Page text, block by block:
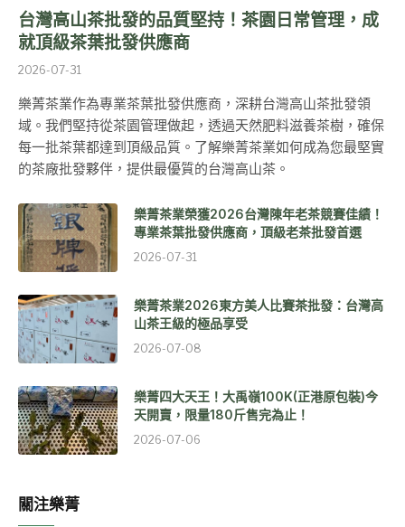
台灣高山茶批發的品質堅持！茶園日常管理，成
就頂級茶葉批發供應商
2026-07-31
樂菁茶業作為專業茶葉批發供應商，深耕台灣高山茶批發領
域。我們堅持從茶園管理做起，透過天然肥料滋養茶樹，確保
每一批茶葉都達到頂級品質。了解樂菁茶業如何成為您最堅實
的茶廠批發夥伴，提供最優質的台灣高山茶。
樂菁茶業榮獲2026台灣陳年老茶競賽佳績！
專業茶葉批發供應商，頂級老茶批發首選
2026-07-31
樂菁茶業2026東方美人比賽茶批發：台灣高
山茶王級的極品享受
2026-07-08
樂菁四大天王！大禹嶺100K(正港原包裝)今
天開賣，限量180斤售完為止！
2026-07-06
關注樂菁